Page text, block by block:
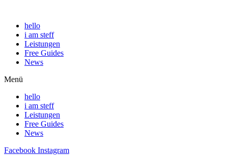
hello
i am steff
Leistungen
Free Guides
News
Menü
hello
i am steff
Leistungen
Free Guides
News
Facebook Instagram